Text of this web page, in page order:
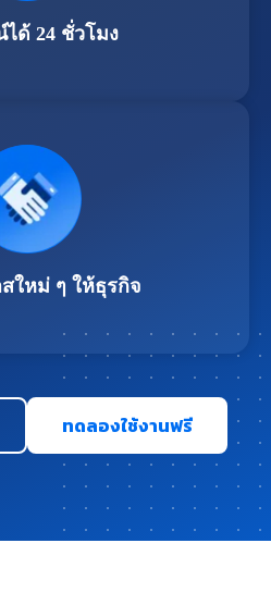
ได้ 24 ชั่วโมง
ใหม่ ๆ ให้ธุรกิจ
ทดลองใช้งานฟรี